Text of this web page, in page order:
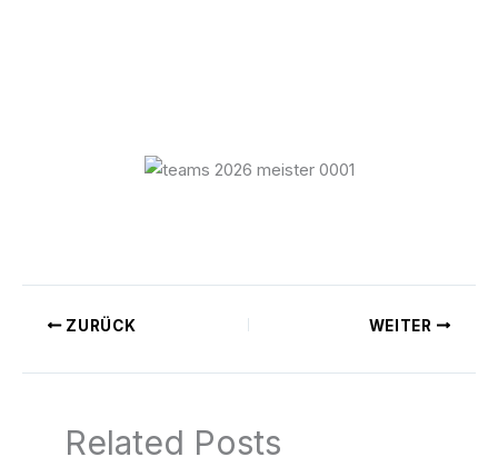
ZURÜCK WEITER
Related Posts